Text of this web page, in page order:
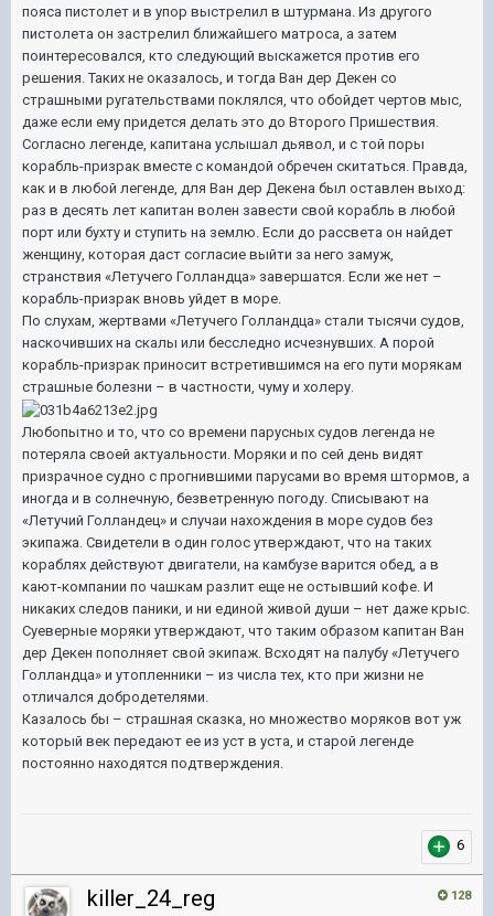
пояса пистолет и в упор выстрелил в штурмана. Из другого
пистолета он застрелил ближайшего матроса, а затем
поинтересовался, кто следующий выскажется против его
решения. Таких не оказалось, и тогда Ван дер Декен со
страшными ругательствами поклялся, что обойдет чертов мыс,
даже если ему придется делать это до Второго Пришествия.
Согласно легенде, капитана услышал дьявол, и с той поры
корабль-призрак вместе с командой обречен скитаться. Правда,
как и в любой легенде, для Ван дер Декена был оставлен выход:
раз в десять лет капитан волен завести свой корабль в любой
порт или бухту и ступить на землю. Если до рассвета он найдет
женщину, которая даст согласие выйти за него замуж,
странствия «Летучего Голландца» завершатся. Если же нет –
корабль-призрак вновь уйдет в море.
По слухам, жертвами «Летучего Голландца» стали тысячи судов,
наскочивших на скалы или бесследно исчезнувших. А порой
корабль-призрак приносит встретившимся на его пути морякам
страшные болезни – в частности, чуму и холеру.
Любопытно и то, что со времени парусных судов легенда не
потеряла своей актуальности. Моряки и по сей день видят
призрачное судно с прогнившими парусами во время штормов, а
иногда и в солнечную, безветренную погоду. Списывают на
«Летучий Голландец» и случаи нахождения в море судов без
экипажа. Свидетели в один голос утверждают, что на таких
кораблях действуют двигатели, на камбузе варится обед, а в
кают-компании по чашкам разлит еще не остывший кофе. И
никаких следов паники, и ни единой живой души – нет даже крыс.
Суеверные моряки утверждают, что таким образом капитан Ван
дер Декен пополняет свой экипаж. Всходят на палубу «Летучего
Голландца» и утопленники – из числа тех, кто при жизни не
отличался добродетелями.
Казалось бы – страшная сказка, но множество моряков вот уж
который век передают ее из уст в уста, и старой легенде
постоянно находятся подтверждения.
6
128
killer_24_reg